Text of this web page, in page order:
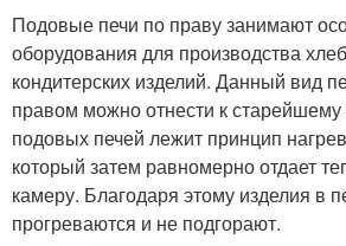
Подовые печи по праву занимают
оборудования для производства
кондитерских изделий. Данный вид
правом можно отнести к
подовых печей лежит принцип
который затем равномерно отдает
камеру. Благодаря этому изделия в
прогреваются и не подгорают.